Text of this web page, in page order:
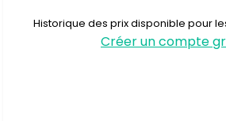
Historique des prix disponible pour
Créer un compte